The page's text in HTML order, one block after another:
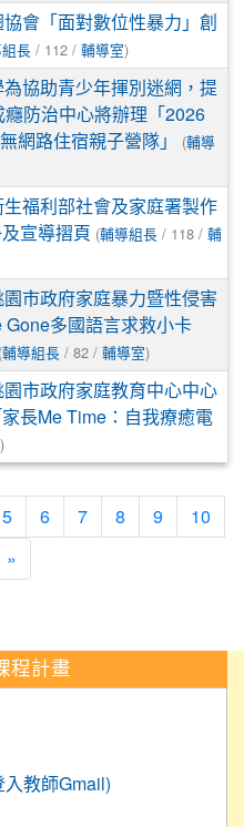
會「面對數位性暴力」創
長 / 112 / 輔導室)
為協助青少年揮別迷網，提
防治中心將辦理「2026
網路住宿親子營隊」
(輔導
生福利部社會及家庭署製作
宣導摺頁 (輔導組長 / 118 / 輔
園市政府家庭暴力暨性侵害
Gone多國語言求救小卡
(輔導組長 / 82 / 輔導室)
園市政府家庭教育中心中心
長Me Time：自我療癒電
)
5 6 7 8 9 10
»
程計畫
入教師Gmail)